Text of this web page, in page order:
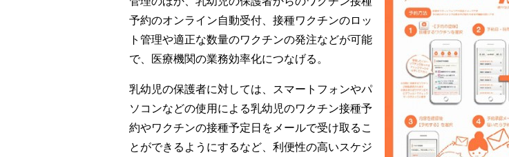
予約のオンライン自動受付、接種ワクチンのロッ
ト管理や適正な数量のワクチンの発注などが可能
で、医療機関の業務効率化につなげる。
乳幼児の保護者に対しては、スマートフォンやパ
ソコンなどの使用による乳幼児のワクチン接種予
約やワクチンの接種予定日をメールで受け取るこ
とができるようにするなど、利便性の高いスケジ